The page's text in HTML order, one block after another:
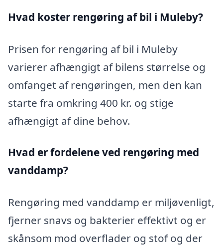
Hvad koster rengøring af bil i Muleby?
Prisen for rengøring af bil i Muleby
varierer afhængigt af bilens størrelse og
omfanget af rengøringen, men den kan
starte fra omkring 400 kr. og stige
afhængigt af dine behov.
Hvad er fordelene ved rengøring med
vanddamp?
Rengøring med vanddamp er miljøvenligt,
fjerner snavs og bakterier effektivt og er
skånsom mod overflader og stof og der